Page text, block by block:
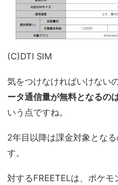
(C)DTI SIM
気をつけなければいけないの
ータ通信量が無料となるの
いう点ですね。
2年目以降は課金対象とな
す。
対するFREETELは、ポケ